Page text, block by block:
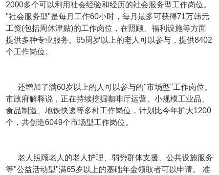
2000多个可以利用社会经验和经历的社会服务型工作岗位。
"社会服务型"是每月工作60小时，每月最多可获得71万韩元
工资(包括周休津贴)的工作岗位，在照顾、福利设施等方面
提供多种专业服务。65周岁以上的老人可以参与，提供8402
个工作岗位。
还增加了满60岁以上的人可以参与的"市场型"工作岗位。
市政府解释说，正在持续挖掘咖啡厅运营、小规模工业品、
食品制造、地铁快递等多种工作岗位，计划比今年扩大1200
个，共创造6049个市场型工作岗位。
老人照顾老人的老人护理、弱势群体支援、公共设施服务
等"公益活动型"满65岁以上的基础年金领取者可以申请。 准